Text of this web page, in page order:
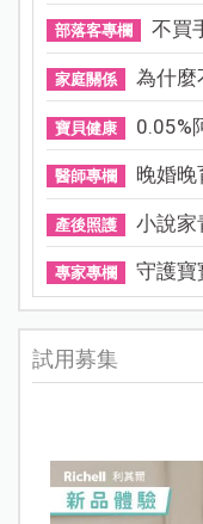
部落客專欄 不買
家庭關係 為什麼
寶貝健康 0.05%
醫師專欄 晚婚晚
產後照護 小說家
專家專欄 守護寶
試用募集